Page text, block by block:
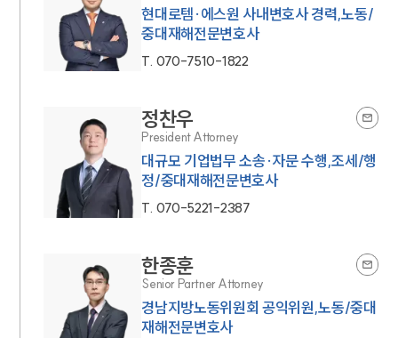
현대로템·에스원 사내변호사 경력,노동/
중대재해전문변호사
T. 070-7510-1822
정찬우
President Attorney
대규모 기업법무 소송·자문 수행,조세/행
정/중대재해전문변호사
T. 070-5221-2387
한종훈
Senior Partner Attorney
경남지방노동위원회 공익위원,노동/중대
재해전문변호사